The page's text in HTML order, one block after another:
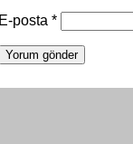
posta *